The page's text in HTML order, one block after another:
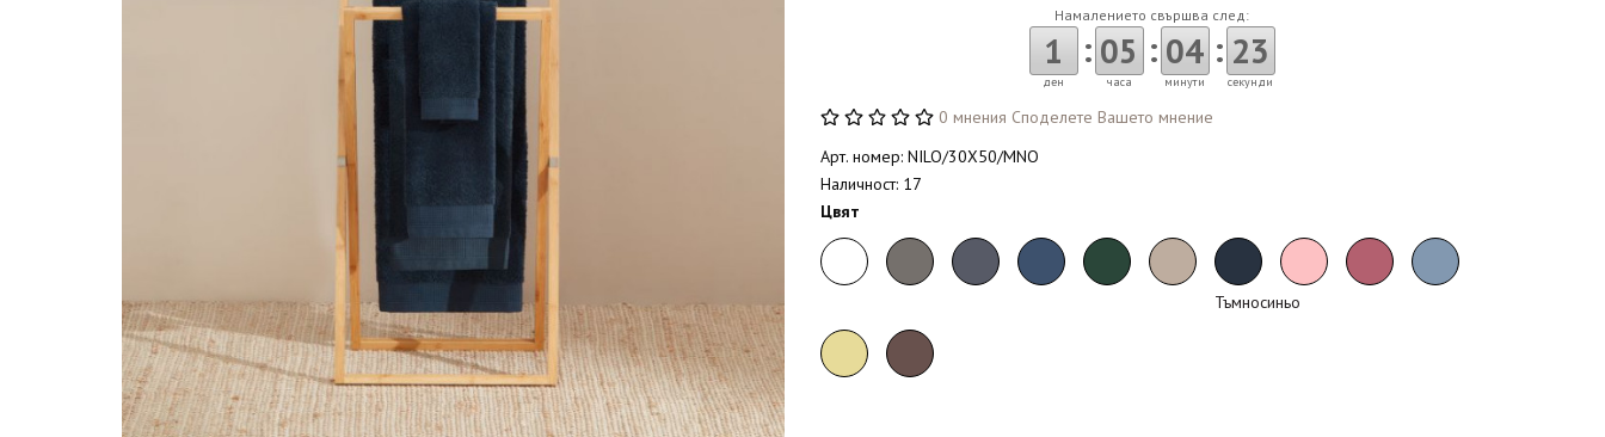
Намалението свършва след:
1
ден
: 05
часа
: 04
минути
: 22
секунди
0 мнения Споделете Вашето мнение
Арт. номер: NILO/30X50/MNO
Наличност: 17
Цвят
Тъмносиньо